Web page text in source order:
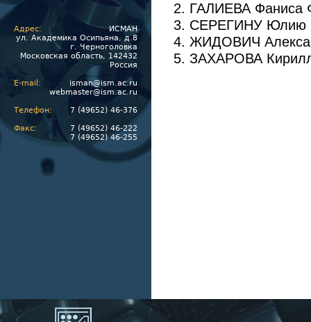
Адрес:
ИСМАН
ул. Академика Осипьяна, д.8
г. Черноголовка
Московская область, 142432
Россия
E-mail:
isman@ism.ac.ru
webmaster@ism.ac.ru
Телефон:
7 (49652) 46-376
Факс:
7 (49652) 46-222
7 (49652) 46-255
ГАЛИЕВА Фаниса
СЕРЕГИНУ Юлию
ЖИДОВИЧ
ЗАХАРОВА